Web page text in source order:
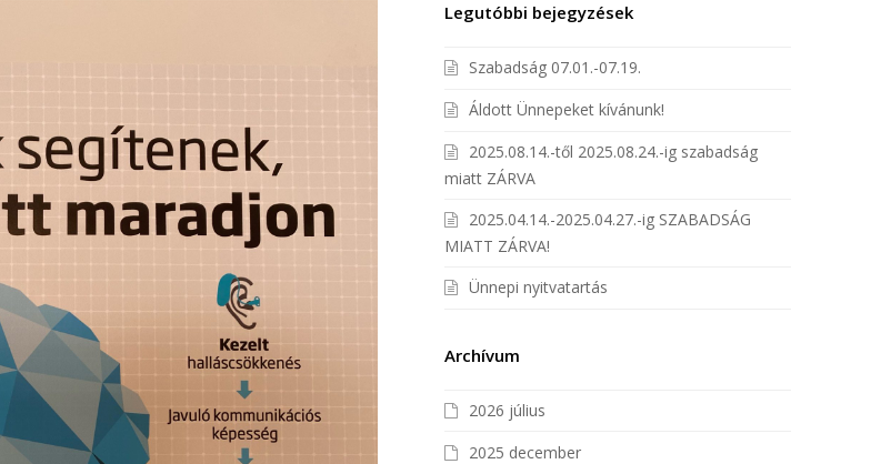
Legutóbbi bejegyzések
Szabadság 07.01.-07.19.
Áldott Ünnepeket kívánunk!
2025.08.14.-től 2025.08.24.-ig szabadság
miatt ZÁRVA
2025.04.14.-2025.04.27.-ig SZABADSÁG
MIATT ZÁRVA!
Ünnepi nyitvatartás
Archívum
2026 július
2025 december